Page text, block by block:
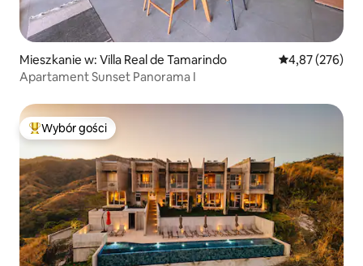
Mieszkanie w: Villa Real de Tamarindo Średnia
4,87 (276)
Apartament Sunset Panorama I
Najpopularniejsze z kategorii Wybór gości
Wybór gości